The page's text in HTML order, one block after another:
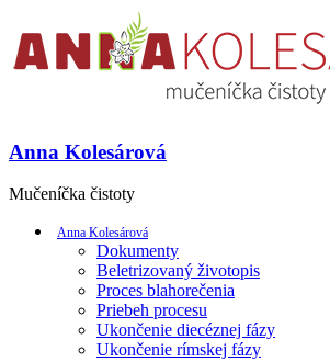
Anna Kolesárová
Mučeníčka čistoty
Anna Kolesárová
Dokumenty
Beletrizovaný životopis
Proces blahorečenia
Priebeh procesu
Ukončenie diecéznej fázy
Ukončenie rímskej fázy